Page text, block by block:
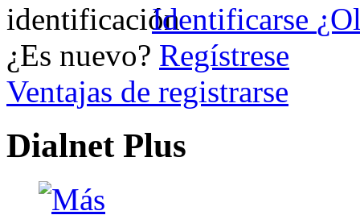
Identificarse
¿Es nuevo? Regístrese
Ventajas de registrarse
Dialnet Plus